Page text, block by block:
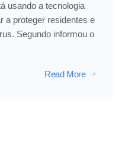
usando a tecnologia
a proteger residentes e
Segundo informou o
Read More